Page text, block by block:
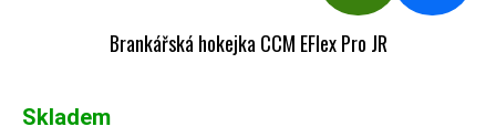
Brankářská hokejka CCM EFlex Pro JR
Skladem